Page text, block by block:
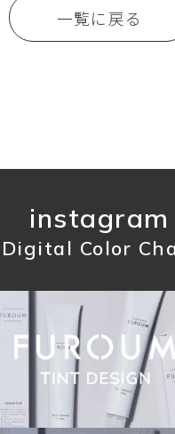
一覧に戻る
instagram
Digital Color